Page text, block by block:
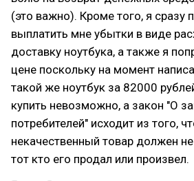
(это важно). Кроме того, я сразу
выплатить мне убытки в виде
доставку ноутбука, а также я
цене поскольку на момент
такой же ноутбук за 82000
купить невозможно, а закон "О
потребителей" исходит из того,
некачественный товар должен
тот кто его продал или произвел.